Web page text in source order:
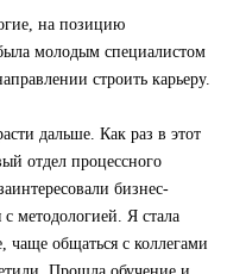
на позицию
молодым специалистом
строить карьеру.
дальше. Как раз в этот
отдел процессного
бизнес-
с методологией. Я стала
чаще общаться с коллегами